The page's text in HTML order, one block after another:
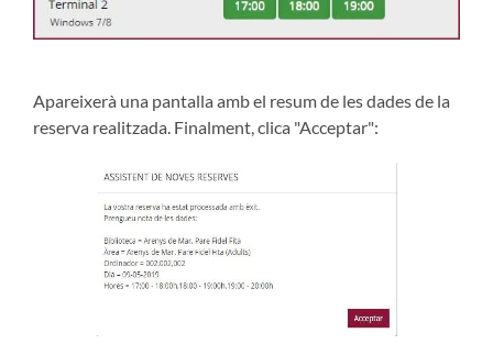
Apareixerà una pantalla amb el resum de les dades de la
reserva realitzada. Finalment, clica "Acceptar":